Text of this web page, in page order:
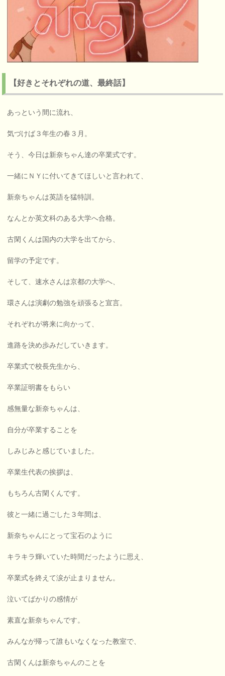
【好きとそれぞれの道、最終話】
あっという間に流れ、
気づけば３年生の春３月。
そう、今日は新奈ちゃん達の卒業式です。
一緒にＮＹに付いてきてほしいと言われて、
新奈ちゃんは英語を猛特訓。
なんとか英文科のある大学へ合格。
古閑くんは国内の大学を出てから、
留学の予定です。
そして、速水さんは京都の大学へ、
環さんは演劇の勉強を頑張ると宣言。
それぞれが将来に向かって、
進路を決め歩みだしていきます。
卒業式で校長先生から、
卒業証明書をもらい
感無量な新奈ちゃんは、
自分が卒業することを
しみじみと感じていました。
卒業生代表の挨拶は、
もちろん古閑くんです。
彼と一緒に過ごした３年間は、
新奈ちゃんにとって宝石のように
キラキラ輝いていた時間だったように思え、
卒業式を終えて涙が止まりません。
泣いてばかりの感情が
素直な新奈ちゃんです。
みんなが帰って誰もいなくなった教室で、
古閑くんは新奈ちゃんのことを